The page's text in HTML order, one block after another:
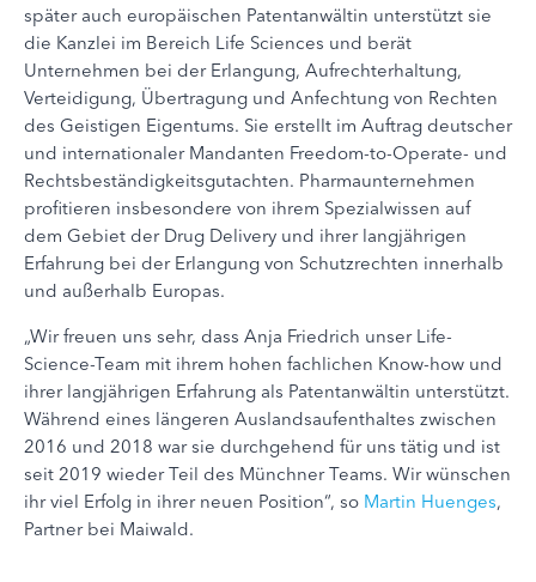
später auch europäischen Patentanwältin unterstützt sie
die Kanzlei im Bereich Life Sciences und berät
Unternehmen bei der Erlangung, Aufrechterhaltung,
Verteidigung, Übertragung und Anfechtung von Rechten
des Geistigen Eigentums. Sie erstellt im Auftrag deutscher
und internationaler Mandanten Freedom-to-Operate- und
Rechtsbeständigkeitsgutachten. Pharmaunternehmen
profitieren insbesondere von ihrem Spezialwissen auf
dem Gebiet der Drug Delivery und ihrer langjährigen
Erfahrung bei der Erlangung von Schutzrechten innerhalb
und außerhalb Europas.
„Wir freuen uns sehr, dass Anja Friedrich unser Life-
Science-Team mit ihrem hohen fachlichen Know-how und
ihrer langjährigen Erfahrung als Patentanwältin unterstützt.
Während eines längeren Auslandsaufenthaltes zwischen
2016 und 2018 war sie durchgehend für uns tätig und ist
seit 2019 wieder Teil des Münchner Teams. Wir wünschen
ihr viel Erfolg in ihrer neuen Position“, so Martin Huenges,
Partner bei Maiwald.